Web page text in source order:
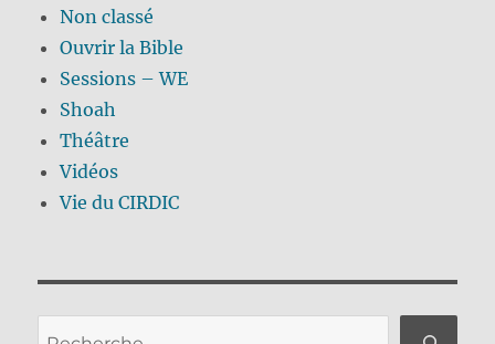
Non classé
Ouvrir la Bible
Sessions – WE
Shoah
Théâtre
Vidéos
Vie du CIRDIC